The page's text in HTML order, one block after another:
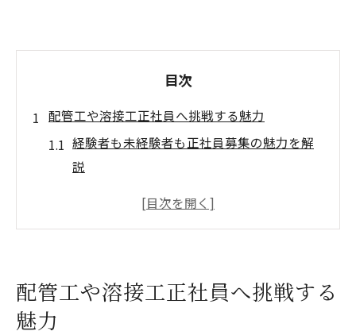
目次
配管工や溶接工正社員へ挑戦する魅力
経験者も未経験者も正社員募集の魅力を解
説
配管工や溶接工の安定した働き方とは
経験者も未経験者も安心の正社員募集情報
配管工や溶接工正社員へ挑戦する
魅力